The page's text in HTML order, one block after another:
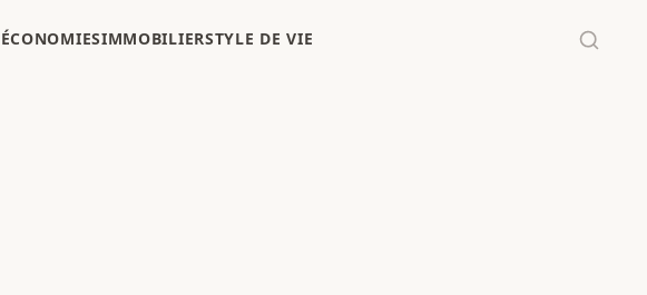
ÉCONOMIESIMMOBILIERSTYLE DE VIE